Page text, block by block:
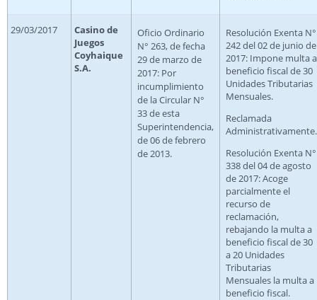
29/03/2017
Casino de
Juegos
Coyhaique
S.A.
Oficio Ordinario
N° 263, de fecha
29 de marzo de
2017: Por
incumplimiento
de la Circular N°
33 de esta
Superintendencia,
de 06 de febrero
de 2013.
Resolución Exenta N°
242 del 02 de junio de
2017: Impone multa a
beneficio fiscal de 30
Unidades Tributarias
Mensuales.
Reclamada
Administrativamente.
Resolución Exenta N°
338 del 04 de agosto
de 2017: Acoge
parcialmente el
recurso de
reclamación,
rebajando la multa a
beneficio fiscal de 30
a 20 Unidades
Tributarias
Mensuales la multa a
beneficio fiscal.